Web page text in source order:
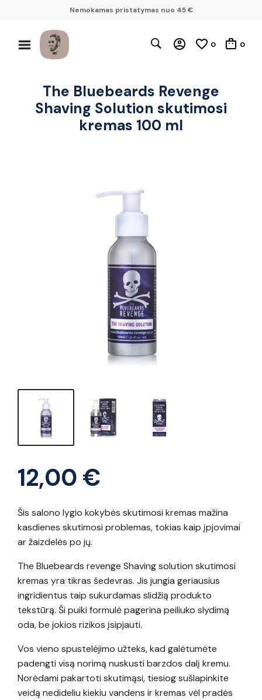
Nemokamas pristatymas nuo 45 €
0 0
The Bluebeards Revenge
Shaving Solution skutimosi
kremas 100 ml
12,00 €
Šis salono lygio kokybės skutimosi kremas mažina
kasdienes skutimosi problemas, tokias kaip įpjovimai
ar žaizdelės po jų.
The Bluebeards revenge Shaving solution skutimosi
kremas yra tikras šedevras. Jis jungia geriausius
ingridientus taip sukurdamas slidžią produkto
tekstūrą. Ši puiki formulė pagerina peiliuko slydimą
oda, be jokios rizikos įsipjauti.
Vos vieno spustelėjimo užteks, kad galėtumėte
padengti visą norimą nuskusti barzdos dalį kremu.
Norėdami pakartoti skutimąsi, tiesiog sušlapinkite
veidą nedideliu kiekiu vandens ir kremas vėl pradės